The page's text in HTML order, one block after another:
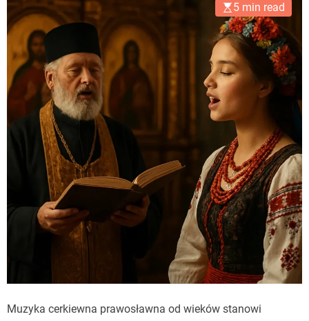
5 min read
Muzyka cerkiewna prawosławna od wieków stanowi